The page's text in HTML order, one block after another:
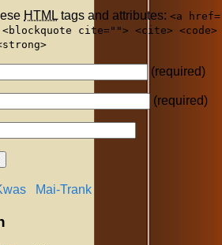
HTML tags and attributes: <a
cite=""> <cite>
(required)
(required)
Mai-Trank